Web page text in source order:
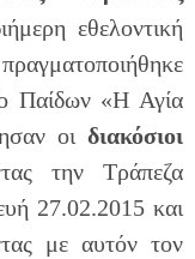
εθελοντική
Παίδων «Η Αγία
οι διακόσιοι
την Τράπεζα
27.02.2015 και
με αυτόν τον